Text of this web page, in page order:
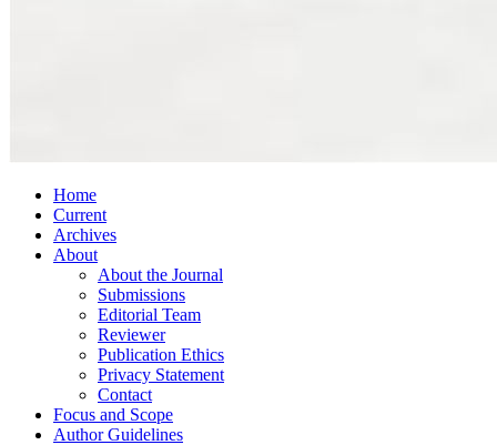
Home
Current
Archives
About
About the Journal
Submissions
Editorial Team
Reviewer
Publication Ethics
Privacy Statement
Contact
Focus and Scope
Author Guidelines